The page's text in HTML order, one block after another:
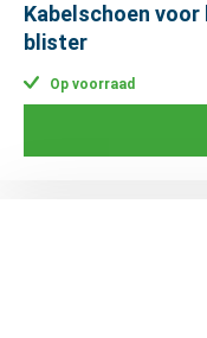
Kabelschoen voor
blister
Op voorraad